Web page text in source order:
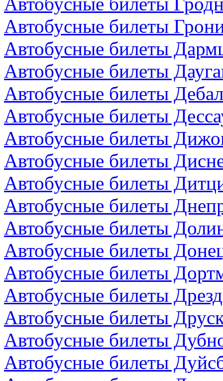
Автобусные билеты
Автобусные билеты
Автобусные билеты
Автобусные билеты
Автобусные билеты
Автобусные билеты
Автобусные билеты
Автобусные билеты
Автобусные билеты
Автобусные билеты
Автобусные билеты
Автобусные билеты
Автобусные билеты
Автобусные билеты
Автобусные билеты
Автобусные билеты